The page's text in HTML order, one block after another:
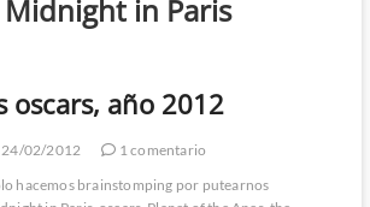
Midnight in Paris
oscars, año 2012
24/02/2012
1 comentario
hacemos brainstomping por putearnos